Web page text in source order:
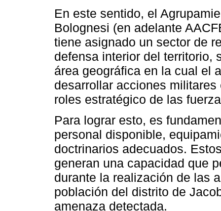
En este sentido, el
Bolognesi (en adelante
tiene asignado un sector de
defensa interior del territorio,
área geográfica en la cual el
desarrollar acciones
roles estratégico de las
Para lograr esto, es
personal disponible,
doctrinarios adecuados.
generan una capacidad que
durante la realización de las
población del distrito de
amenaza detectada.